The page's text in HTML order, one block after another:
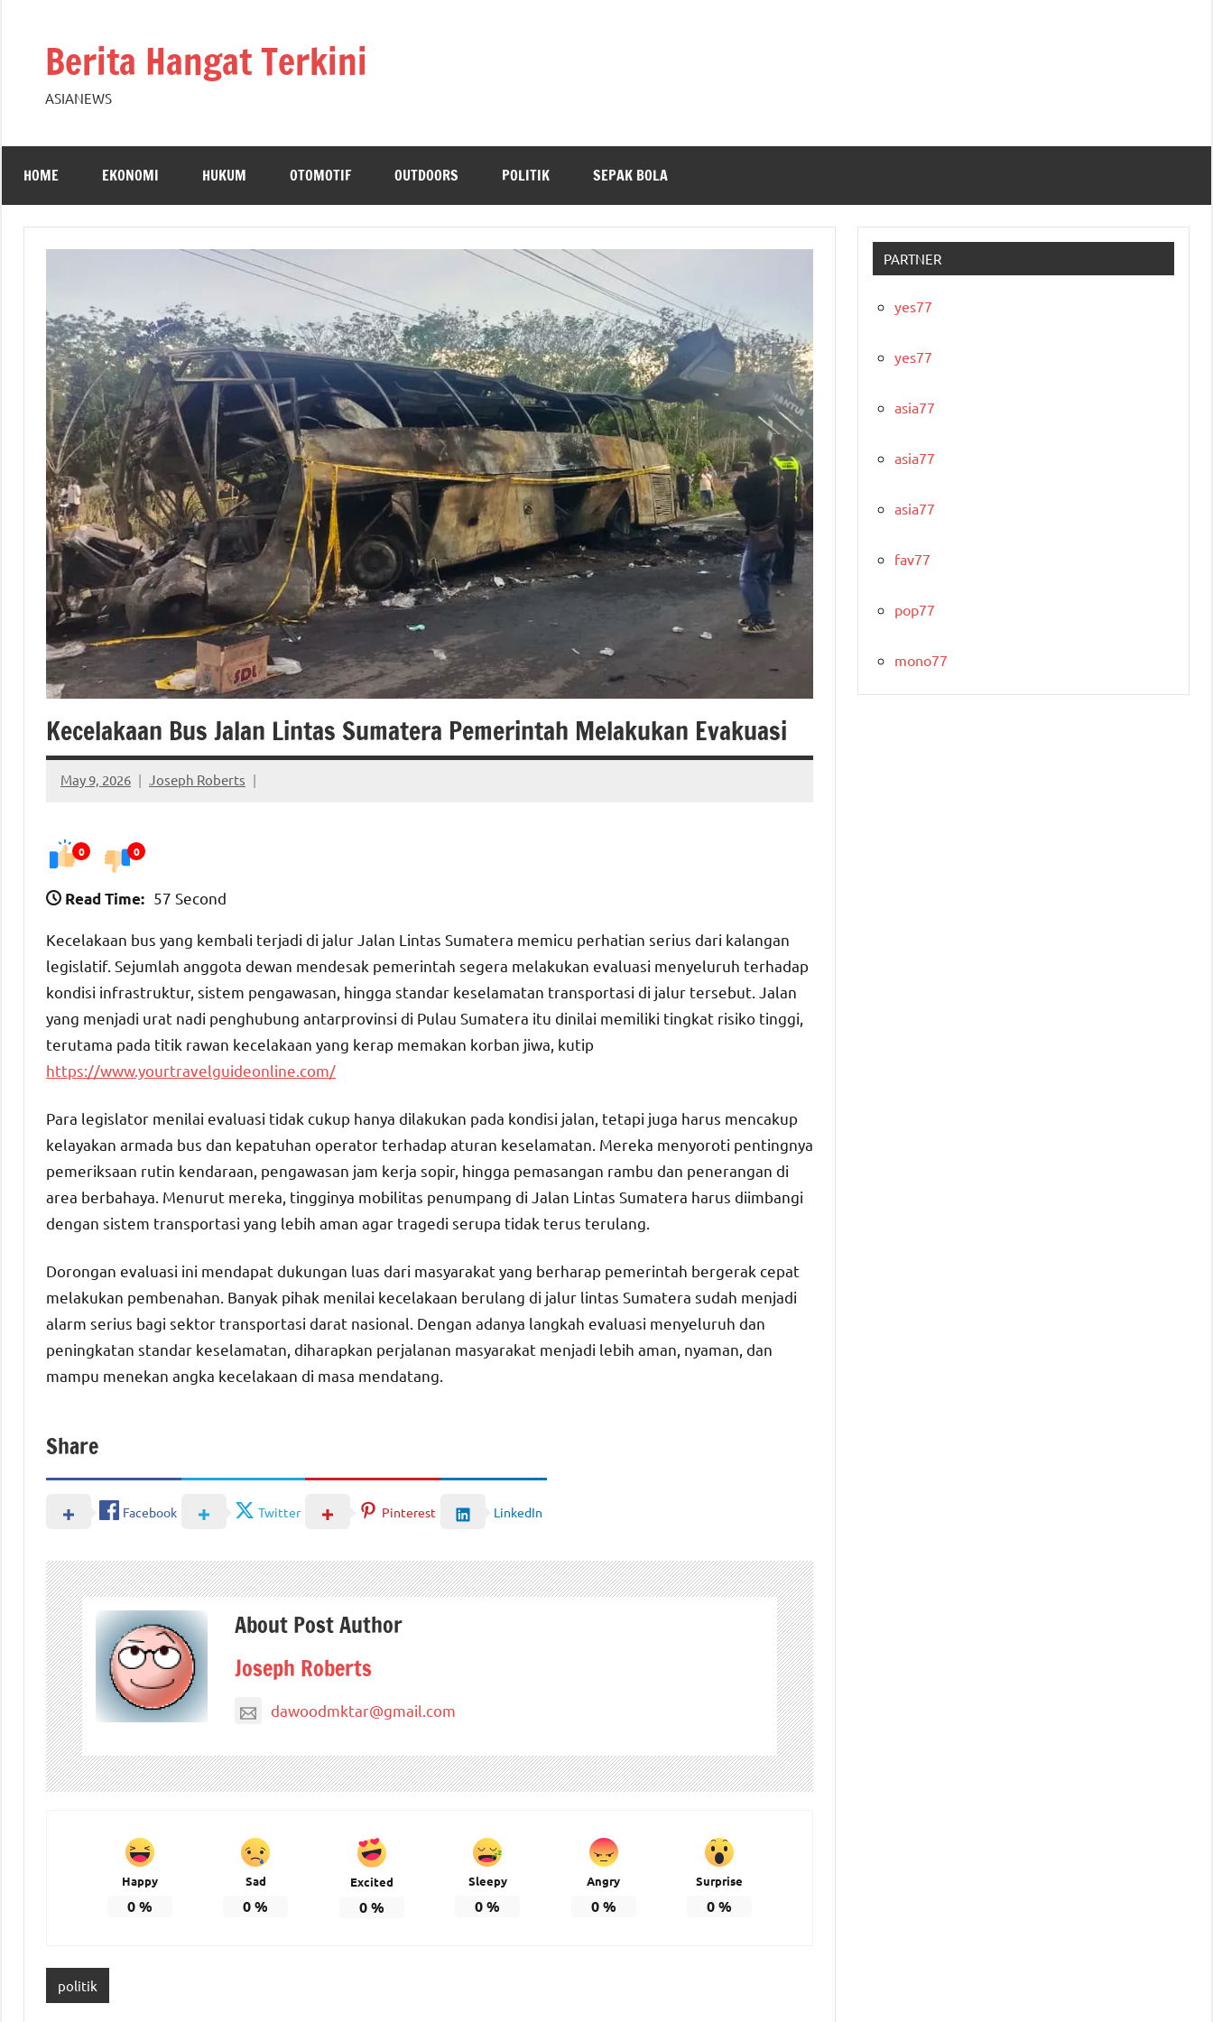
Berita Hangat Terkini
ASIANEWS
HOME EKONOMI HUKUM OTOMOTIF OUTDOORS POLITIK SEPAK BOLA
Kecelakaan Bus Jalan Lintas Sumatera Pemerintah Melakukan Evakuasi
May 9, 2026 Joseph Roberts
0 0
Read Time: 57 Second
Kecelakaan bus yang kembali terjadi di jalur Jalan Lintas Sumatera memicu perhatian serius dari kalangan
legislatif. Sejumlah anggota dewan mendesak pemerintah segera melakukan evaluasi menyeluruh terhadap
kondisi infrastruktur, sistem pengawasan, hingga standar keselamatan transportasi di jalur tersebut. Jalan
yang menjadi urat nadi penghubung antarprovinsi di Pulau Sumatera itu dinilai memiliki tingkat risiko tinggi,
terutama pada titik rawan kecelakaan yang kerap memakan korban jiwa, kutip
https://www.yourtravelguideonline.com/
Para legislator menilai evaluasi tidak cukup hanya dilakukan pada kondisi jalan, tetapi juga harus mencakup
kelayakan armada bus dan kepatuhan operator terhadap aturan keselamatan. Mereka menyoroti pentingnya
pemeriksaan rutin kendaraan, pengawasan jam kerja sopir, hingga pemasangan rambu dan penerangan di
area berbahaya. Menurut mereka, tingginya mobilitas penumpang di Jalan Lintas Sumatera harus diimbangi
dengan sistem transportasi yang lebih aman agar tragedi serupa tidak terus terulang.
Dorongan evaluasi ini mendapat dukungan luas dari masyarakat yang berharap pemerintah bergerak cepat
melakukan pembenahan. Banyak pihak menilai kecelakaan berulang di jalur lintas Sumatera sudah menjadi
alarm serius bagi sektor transportasi darat nasional. Dengan adanya langkah evaluasi menyeluruh dan
peningkatan standar keselamatan, diharapkan perjalanan masyarakat menjadi lebih aman, nyaman, dan
mampu menekan angka kecelakaan di masa mendatang.
Share
Facebook Twitter Pinterest LinkedIn
About Post Author
Joseph Roberts
dawoodmktar@gmail.com
Happy
0%
Sad
0%
Excited
0%
Sleepy
0%
Angry
0%
Surprise
0%
politik
PARTNER
yes77
yes77
asia77
asia77
asia77
fav77
pop77
mono77